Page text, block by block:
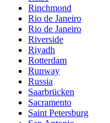
Rinchmond
Rio de Janeiro
Rio de Janeiro
Riverside
Riyadh
Rotterdam
Runway
Russia
Saarbrücken
Sacramento
Saint Petersburg